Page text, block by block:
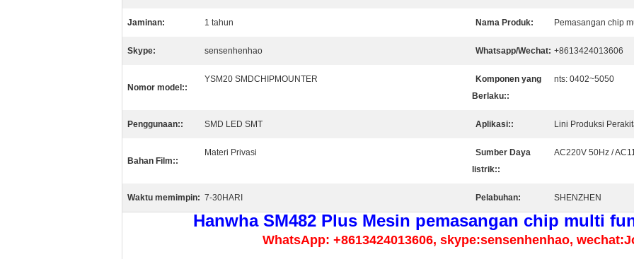
Jaminan: 1 tahun Nama Produk: Pemasangan chip
Skype: sensenhenhao Whatsapp/Wechat: +8613424013606
Nomor model::
YSM20 SMDCHIPMOUNTER
Komponen yang
Berlaku::
nts: 0402~5050
Penggunaan:: SMD LED SMT Aplikasi:: Lini Produksi
Bahan Film::
Materi Privasi
Sumber Daya
listrik::
AC220V 50Hz /
Waktu memimpin: 7-30HARI Pelabuhan: SHENZHEN
Hanwha SM482 Plus Mesin pemasangan chip multi
WhatsApp: +8613424013606, skype:sensenhenhao,